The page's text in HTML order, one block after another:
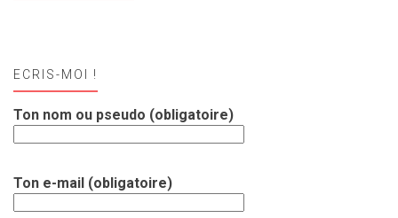
ECRIS-MOI !
Ton nom ou pseudo (obligatoire)
Ton e-mail (obligatoire)